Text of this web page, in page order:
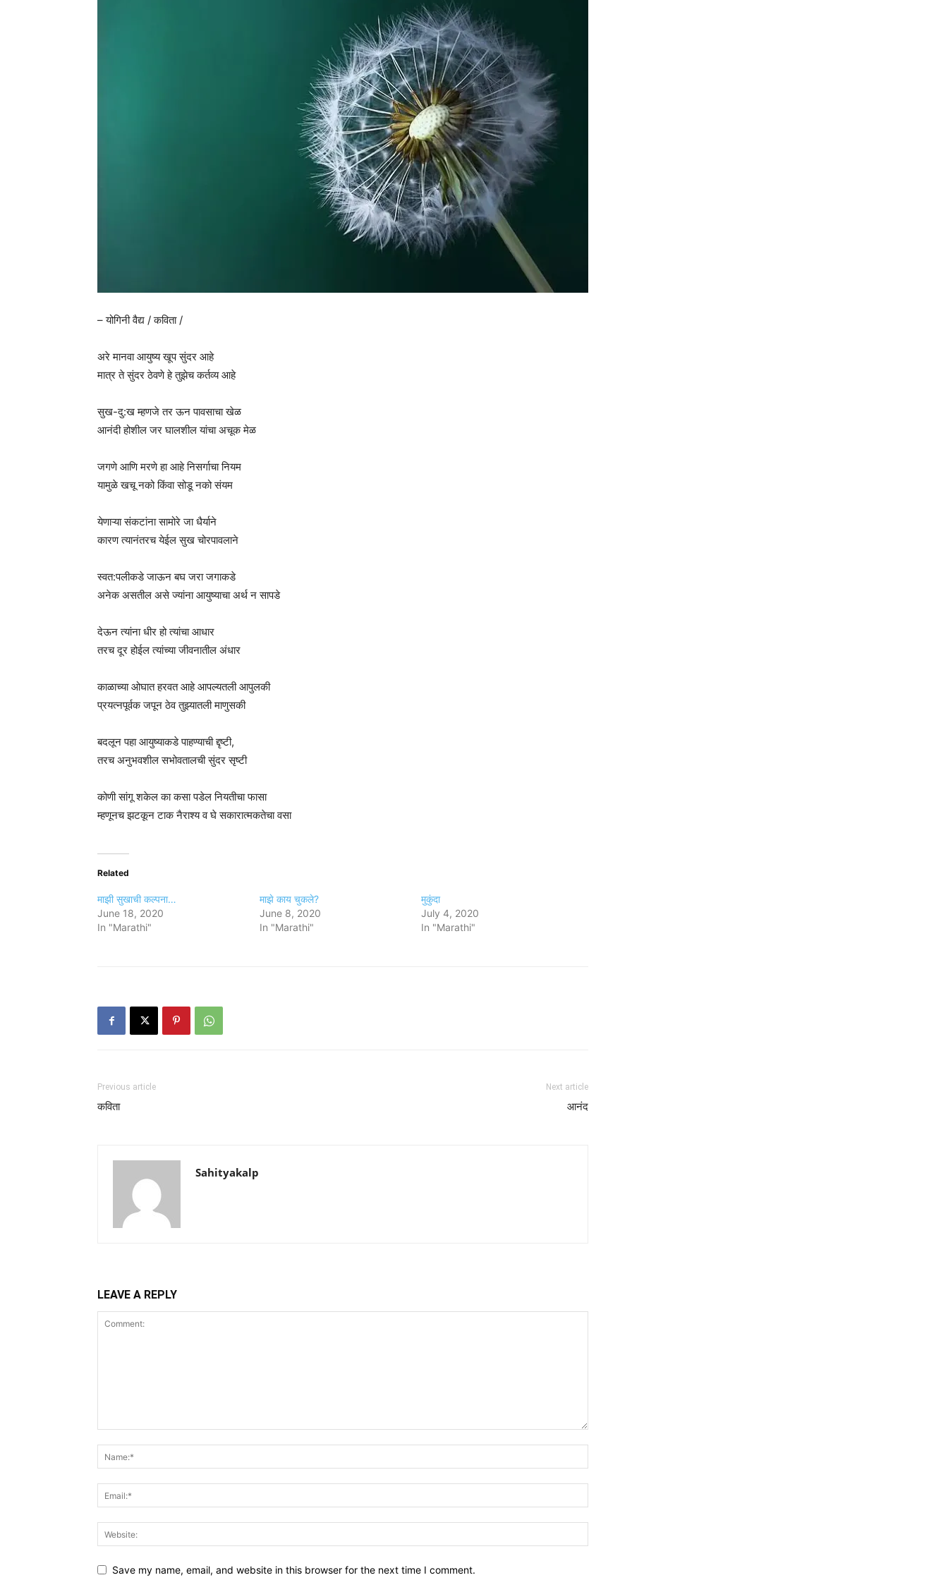
– योगिनी वैद्य / कविता /
अरे मानवा आयुष्य खूप सुंदर आहे
मात्र ते सुंदर ठेवणे हे तुझेच कर्तव्य आहे
सुख-दु:ख म्हणजे तर ऊन पावसाचा खेळ
आनंदी होशील जर घालशील यांचा अचूक मेळ
जगणे आणि मरणे हा आहे निसर्गाचा नियम
यामुळे खचू नको किंवा सोडू नको संयम
येणाऱ्या संकटांना सामोरे जा धैर्याने
कारण त्यानंतरच येईल सुख चोरपावलाने
स्वत:पलीकडे जाऊन बघ जरा जगाकडे
अनेक असतील असे ज्यांना आयुष्याचा अर्थ न सापडे
देऊन त्यांना धीर हो त्यांचा आधार
तरच दूर होईल त्यांच्या जीवनातील अंधार
काळाच्या ओघात हरवत आहे आपल्यतली आपुलकी
प्रयत्नपूर्वक जपून ठेव तुझ्यातली माणुसकी
बदलून पहा आयुष्याकडे पाहण्याची द्दृष्टी,
तरच अनुभवशील सभोवतालची सुंदर सृष्टी
कोणी सांगू शकेल का कसा पडेल नियतीचा फासा
म्हणूनच झटकून टाक नैराश्य व घे सकारात्मकतेचा वसा
Related
माझी सुखाची कल्पना…
June 18, 2020
In "Marathi"
माझे काय चुकले?
June 8, 2020
In "Marathi"
मुकुंदा
July 4, 2020
In "Marathi"
Previous article
कविता
Next article
आनंद
Sahityakalp
LEAVE A REPLY
Save my name, email, and website in this browser for the next time I comment.